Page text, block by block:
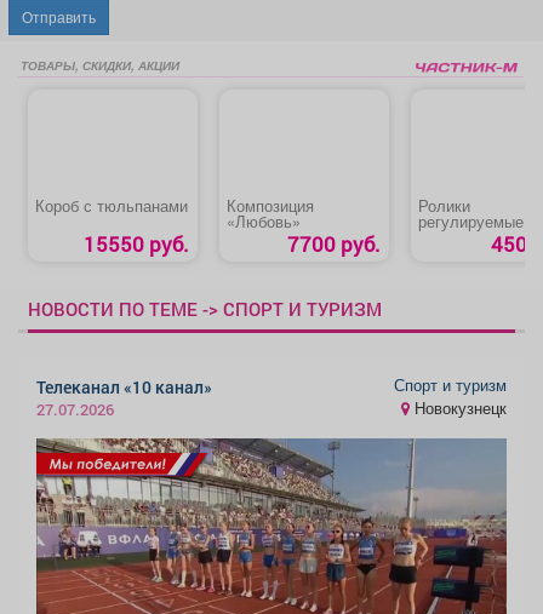
Отправить
ТОВАРЫ, СКИДКИ, АКЦИИ
Короб с тюльпанами
15550 руб.
Композиция
«Любовь»
7700 руб.
Ролики
регулируемые
60 450
НОВОСТИ ПО ТЕМЕ -> СПОРТ И ТУРИЗМ
Телеканал «10 канал»
27.07.2026
Спорт и туризм
Новокузнецк